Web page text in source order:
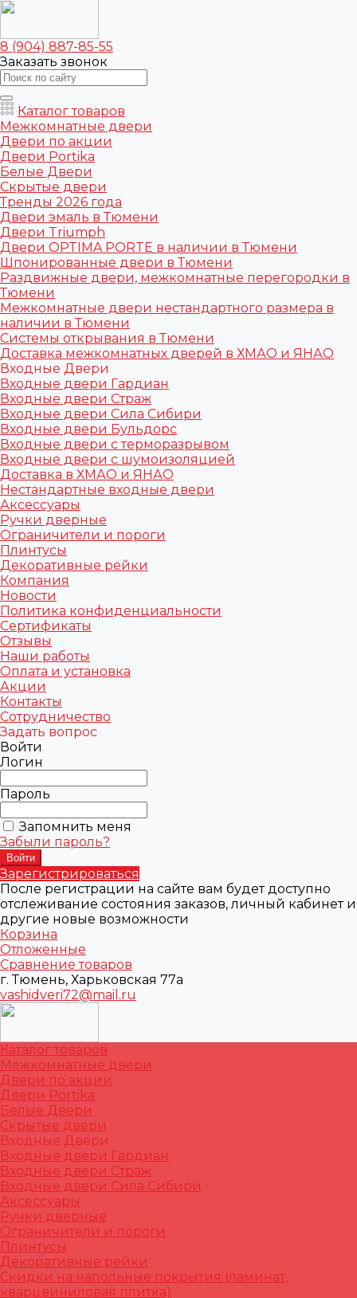
8 (904) 887-85-55
Заказать звонок
Каталог товаров
Межкомнатные двери
Двери по акции
Двери Portika
Белые Двери
Скрытые двери
Тренды 2026 года
Двери эмаль в Тюмени
Двери Triumph
Двери OPTIMA PORTE в наличии в Тюмени
Шпонированные двери в Тюмени
Раздвижные двери, межкомнатные перегородки в
Тюмени
Межкомнатные двери нестандартного размера в
наличии в Тюмени
Системы открывания в Тюмени
Доставка межкомнатных дверей в ХМАО и ЯНАО
Входные Двери
Входные двери Гардиан
Входные двери Страж
Входные двери Сила Сибири
Входные двери Бульдорс
Входные двери с терморазрывом
Входные двери с шумоизоляцией
Доставка в ХМАО и ЯНАО
Нестандартные входные двери
Аксессуары
Ручки дверные
Ограничители и пороги
Плинтусы
Декоративные рейки
Компания
Новости
Политика конфиденциальности
Сертификаты
Отзывы
Наши работы
Оплата и установка
Акции
Контакты
Сотрудничество
Задать вопрос
Войти
Логин
Пароль
Запомнить меня
Забыли пароль?
Зарегистрироваться
После регистрации на сайте вам будет доступно
отслеживание состояния заказов, личный кабинет и
другие новые возможности
Корзина
Отложенные
Сравнение товаров
г. Тюмень, Харьковская 77а
vashidveri72@mail.ru
Каталог товаров
Межкомнатные двери
Двери по акции
Двери Portika
Белые Двери
Скрытые двери
Входные Двери
Входные двери Гардиан
Входные двери Страж
Входные двери Сила Сибири
Аксессуары
Ручки дверные
Ограничители и пороги
Плинтусы
Декоративные рейки
Скидки на напольные покрытия (ламинат,
кварцвиниловая плитка)